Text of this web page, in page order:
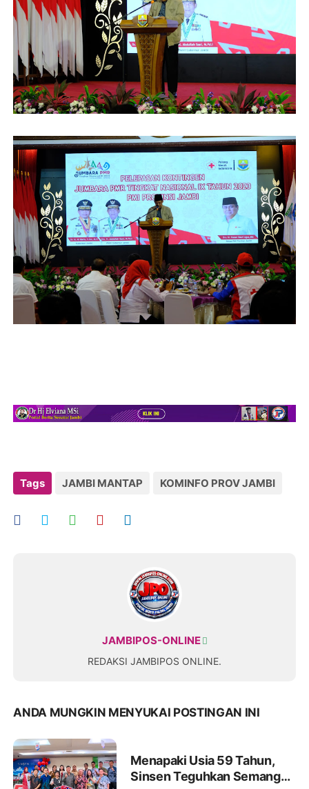
Tags JAMBI MANTAP KOMINFO PROV JAMBI
JAMBIPOS-ONLINE
REDAKSI JAMBIPOS ONLINE.
ANDA MUNGKIN MENYUKAI POSTINGAN INI
Menapaki Usia 59 Tahun,
Sinsen Teguhkan Semangat